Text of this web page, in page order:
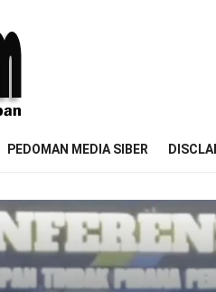
PEDOMAN MEDIA SIBER